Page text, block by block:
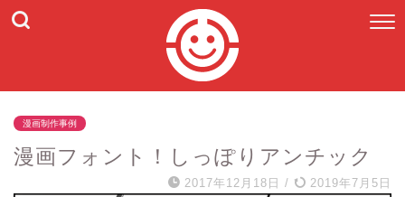
漫画制作事例
漫画フォント！しっぽりアンチック
2017年12月18日 / 2019年7月5日